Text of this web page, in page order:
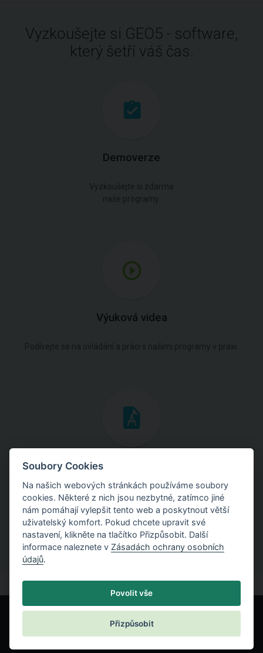
Vyzkoušejte si GEO5 - software,
který šetří váš čas.
Demoverze
Vyzkoušejte si zdarma
naše programy.
Výuková videa
Podívejte se na ovládání a práci s našimi programy v praxi.
Inženýrské manuály
Stáhněte si manuály s teoretickými i praktickými ukázkami
použití programů.
Soubory Cookies
Na našich webových stránkách používáme soubory
cookies. Některé z nich jsou nezbytné, zatímco jiné
nám pomáhají vylepšit tento web a poskytnout větší
uživatelský komfort. Pokud chcete upravit své
nastavení, klikněte na tlačítko Přizpůsobit. Další
informace naleznete v Zásadách ochrany osobních
údajů.
Povolit vše
Přizpůsobit